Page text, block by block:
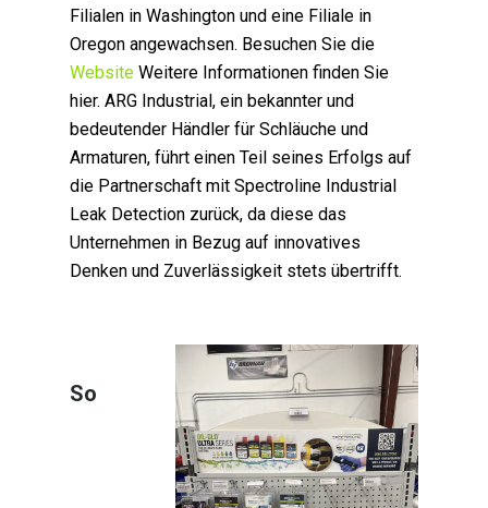
Filialen in Washington und eine Filiale in
Oregon angewachsen. Besuchen Sie die
Website Weitere Informationen finden Sie
hier. ARG Industrial, ein bekannter und
bedeutender Händler für Schläuche und
Armaturen, führt einen Teil seines Erfolgs auf
die Partnerschaft mit Spectroline Industrial
Leak Detection zurück, da diese das
Unternehmen in Bezug auf innovatives
Denken und Zuverlässigkeit stets übertrifft.
So